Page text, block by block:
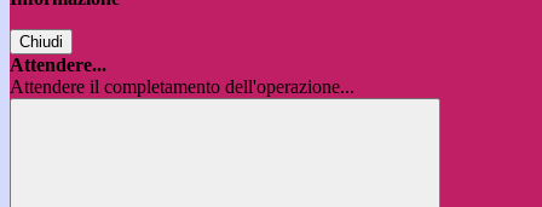
Chiudi
Attendere...
Attendere il completamento dell'operazione...